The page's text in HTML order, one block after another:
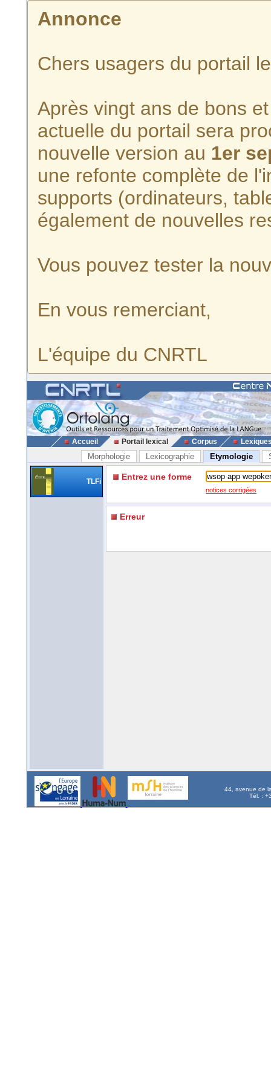
Annonce
Chers usagers du portail
Après vingt ans de bons
actuelle du portail sera
nouvelle version au 1er
une refonte complète de
supports (ordinateurs,
également de nouvelles
Vous pouvez tester la
En vous remerciant,
L'équipe du CNRTL
Accueil Portail lexical Corpus
Morphologie Lexicographie Etymologie
TLFi Entrez une forme
notices corrigées
Erreur
44, avenue de
Tél. :